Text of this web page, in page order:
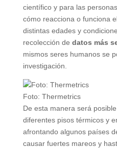
científico y para las
cómo reacciona o funciona
distintas edades y
recolección de datos más
mismos seres humanos se
investigación.
Foto: Thermetrics
De esta manera será
diferentes pisos térmicos y
afrontando algunos países
causar fuertes mareos y